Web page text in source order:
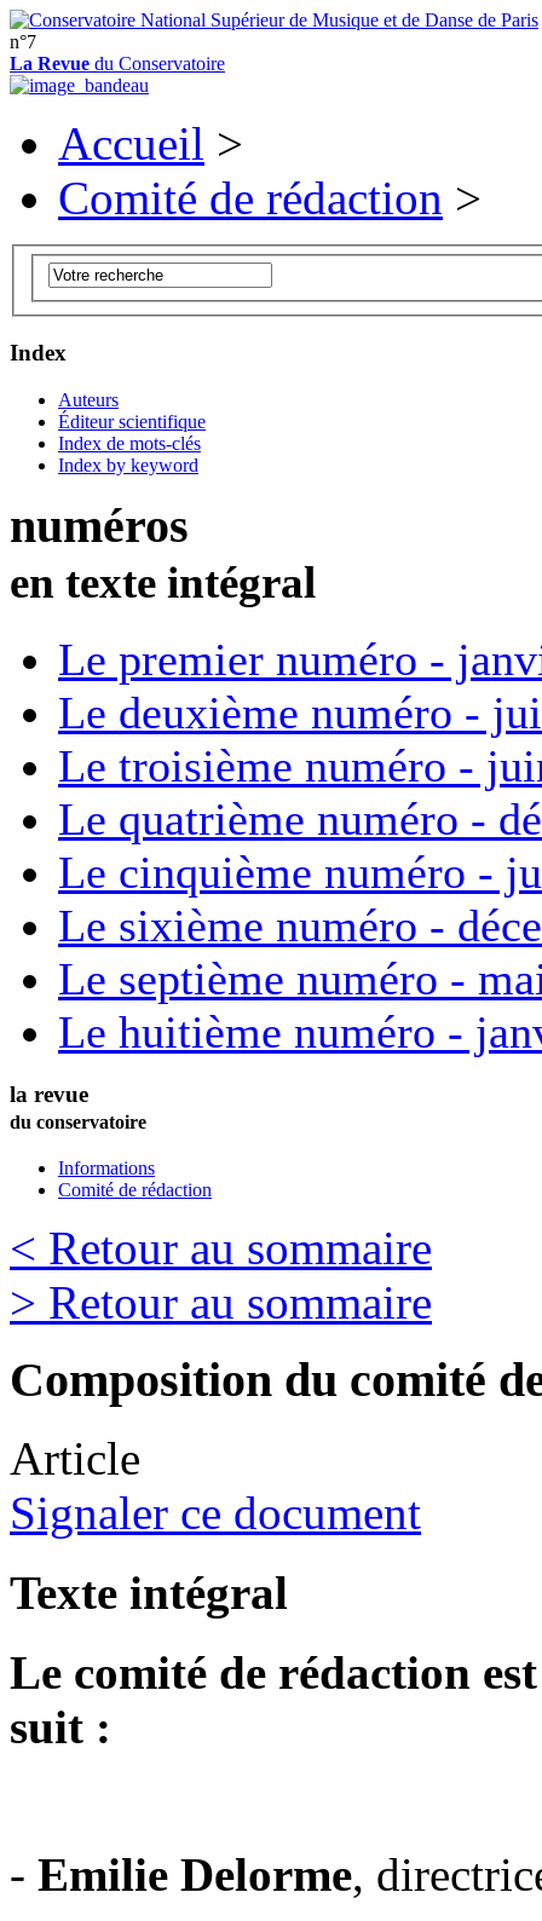
n°7
La Revue du Conservatoire
Accueil >
Comité de rédaction >
Index
Auteurs
Éditeur scientifique
Index de mots-clés
Index by keyword
numéros
en texte intégral
Le premier numéro -
Le deuxième numéro -
Le troisième numéro -
Le quatrième numéro -
Le cinquième numéro -
Le sixième numéro -
Le septième numéro -
Le huitième numéro -
la revue
du conservatoire
Informations
Comité de rédaction
< Retour au sommaire
> Retour au sommaire
Composition du comité
Article
Signaler ce document
Texte intégral
Le comité de rédaction
suit :
- Emilie Delorme,